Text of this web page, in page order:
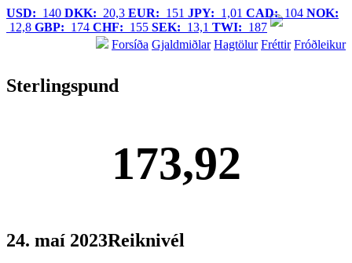
USD: 140 DKK: 20,3 EUR: 151 JPY: 1,01 CAD:104 NOK:
12,8 GBP: 174 CHF: 155 SEK: 13,1 TWI: 187
Forsíða Gjaldmiðlar Hagtölur Fréttir Fróðleikur
Sterlingspund
173,92
24. maí 2023Reiknivél